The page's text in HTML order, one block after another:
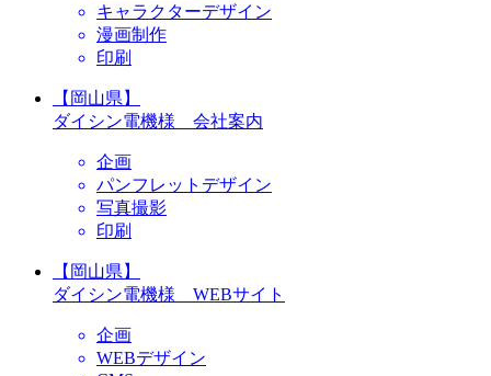
キャラクターデザイン
漫画制作
印刷
【岡山県】
ダイシン電機様 会社案内
企画
パンフレットデザイン
写真撮影
印刷
【岡山県】
ダイシン電機様 WEBサイト
企画
WEBデザイン